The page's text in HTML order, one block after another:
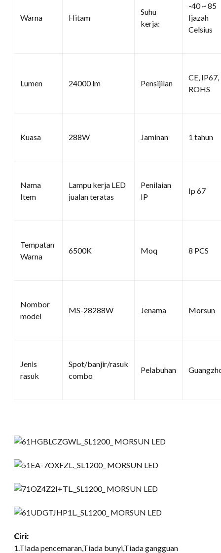
Warna Hitam
Suhu
kerja:
-40 ~ 85
Ijazah
Celsius
Lumen 24000 lm Pensijilan
CE, IP67,
ROHS
Kuasa 288W Jaminan 1 tahun
Nama
Item
Lampu kerja LED
jualan teratas
Penilaian
IP
Ip 67
Tempatan
Warna
6500K Moq 8 PCS
Nombor
model
MS-28288W Jenama Morsun
Jenis
rasuk
Spot/banjir/rasuk
combo
Pelabuhan
Ciri:
1.Tiada pencemaran,Tiada bunyi,Tiada gangguan